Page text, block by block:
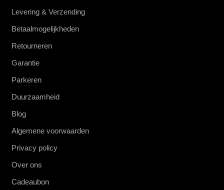
Levering & Verzending
Betaalmogelijkheden
Retourneren
Garantie
Parkeren
Duurzaamheid
Blog
Algemene voorwaarden
Privacy policy
Over ons
Cadeaubon